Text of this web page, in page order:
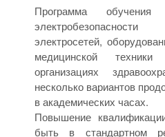
Программа
электросетей,
медицинской
организациях
несколько вариантов
в академических часах.
Повышение
быть в стандартном